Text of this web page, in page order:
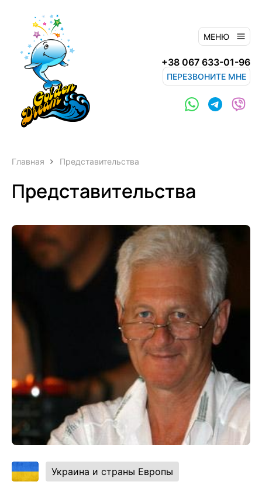
МЕНЮ
+38 067 633-01-96
ПЕРЕЗВОНИТЕ МНЕ
Главная Представительства
Представительства
Украина и страны Европы